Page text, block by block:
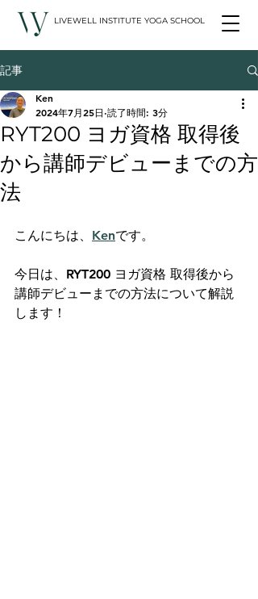
LIVEWELL INSTITUTE YOGA SCHOOL
記事
RYT200 ヨガ資格 取得後
から講師デビューまでの方
法
Ken
2024年7月25日 読了時間: 3分
こんにちは、 Kenです。
今日は、RYT200 ヨガ資格 取得後から
講師デビューまでの方法について解説
します！